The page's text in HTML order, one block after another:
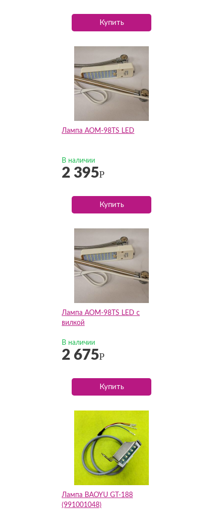
Купить
Лампа AOM-98TS LED
В наличии
2 395Р
Купить
Лампа AOM-98TS LED с
вилкой
В наличии
2 675Р
Купить
Лампа BAOYU GT-188
(991001048)